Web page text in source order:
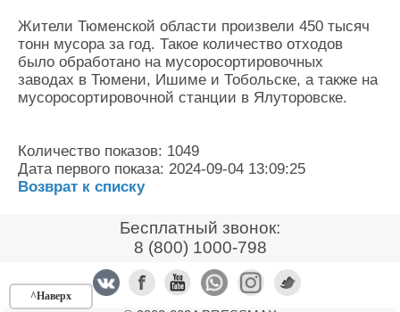
Жители Тюменской области произвели 450 тысяч
тонн мусора за год. Такое количество отходов
было обработано на мусоросортировочных
заводах в Тюмени, Ишиме и Тобольске, а также на
мусоросортировочной станции в Ялуторовске.
Количество показов: 1049
Дата первого показа: 2024-09-04 13:09:25
Возврат к списку
Бесплатный звонок:
8 (800) 1000-798
^Наверх